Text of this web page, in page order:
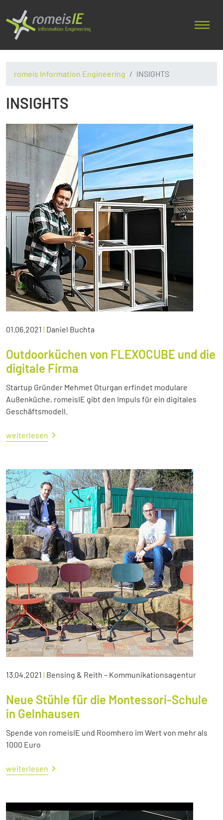
romeis Information Engineering INSIGHTS
INSIGHTS
01.06.2021 | Daniel Buchta
Outdoorküchen von FLEXOCUBE und die
digitale Firma
Startup Gründer Mehmet Oturgan erfindet modulare
Außenküche, romeisIE gibt den Impuls für ein digitales
Geschäftsmodell.
weiterlesen
13.04.2021 | Bensing & Reith – Kommunikationsagentur
Neue Stühle für die Montessori-Schule
in Gelnhausen
Spende von romeisIE und Roomhero im Wert von mehr als
1000 Euro
weiterlesen